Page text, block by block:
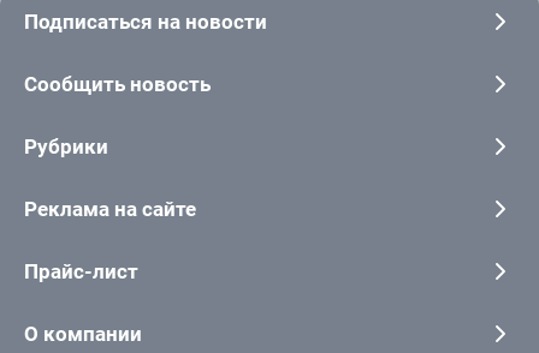
Подписаться на новости
Сообщить новость
Рубрики
Реклама на сайте
Прайс-лист
О компании